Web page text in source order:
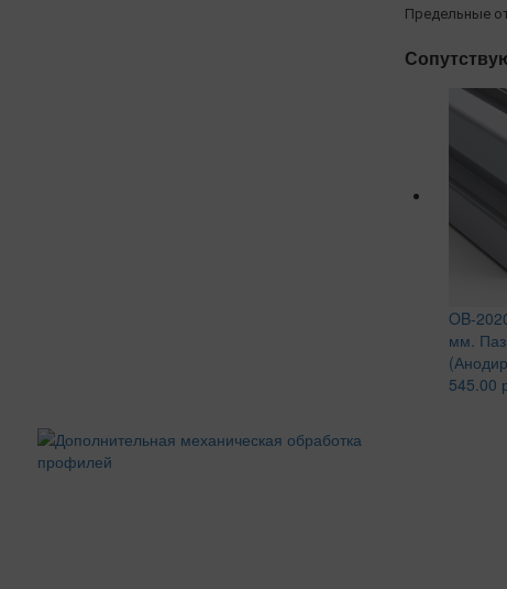
Предельные
OB-
мм.
545.00